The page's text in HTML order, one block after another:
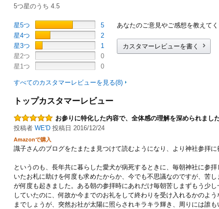
5つ星のうち 4.5
星5つ
5
星4つ
2
星3つ
1
星2つ
0
星1つ
0
すべてのカスタマーレビューを見る(8)
あなたのご意見やご感想を教えて
カスタマーレビューを書く
トップカスタマーレビュー
お参りに特化した内容で、全体感の理解を深められまし
投稿者 WE'D 投稿日 2016/12/24
Amazonで購入
識子さんのブログをたまたま見つけて読むようになり、より神社参拝
というのも、長年共に暮らした愛犬が病死するときに、毎朝神社に参
いたお札に助けを何度も求めたからか、今でも不思議なのですが、苦
が何度も起きました。ある朝の参拝時にあれだけ毎朝苦しまずもう少
していたのに、何故か今までのお礼をして終わりを受け入れるかのよ
までしょうが、突然お社が太陽に照らされキラキラ輝き、周りには誰